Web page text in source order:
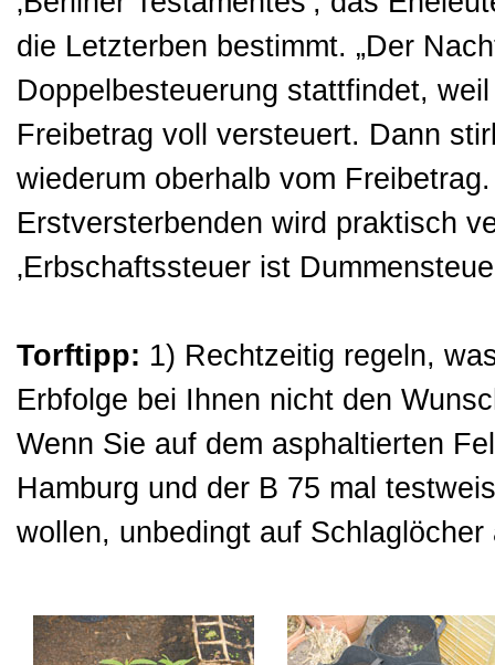
die Letzterben bestimmt. „Der
Doppelbesteuerung stattfindet,
Freibetrag voll versteuert. Dann
wiederum oberhalb vom
Erstversterbenden wird praktisch
‚Erbschaftssteuer ist
Torftipp: 1) Rechtzeitig regeln,
Erbfolge bei Ihnen nicht den
Wenn Sie auf dem asphaltierten
Hamburg und der B 75 mal
wollen, unbedingt auf Schlaglöcher